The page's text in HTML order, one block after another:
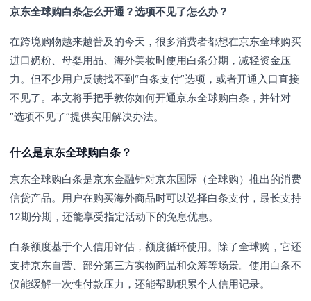
京东全球购白条怎么开通？选项不见了怎么办？
在跨境购物越来越普及的今天，很多消费者都想在京东全球购买
进口奶粉、母婴用品、海外美妆时使用白条分期，减轻资金压
力。但不少用户反馈找不到“白条支付”选项，或者开通入口直接
不见了。本文将手把手教你如何开通京东全球购白条，并针对
“选项不见了”提供实用解决办法。
什么是京东全球购白条？
京东全球购白条是京东金融针对京东国际（全球购）推出的消费
信贷产品。用户在购买海外商品时可以选择白条支付，最长支持
12期分期，还能享受指定活动下的免息优惠。
白条额度基于个人信用评估，额度循环使用。除了全球购，它还
支持京东自营、部分第三方实物商品和众筹等场景。使用白条不
仅能缓解一次性付款压力，还能帮助积累个人信用记录。